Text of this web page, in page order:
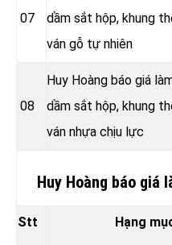
07
dầm sắt hộp, khung
ván gỗ tự nhiên
08
Huy Hoàng báo giá
dầm sắt hộp, khung
ván nhựa chịu lực
Huy Hoàng báo giá
Stt Hạng